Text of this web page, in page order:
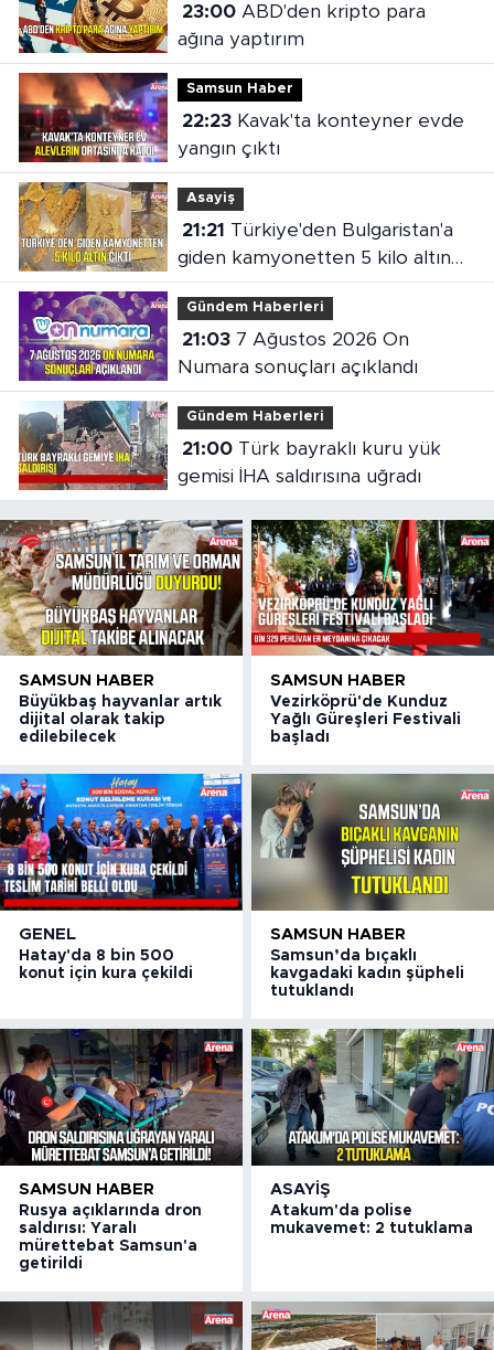
23:00ABD'den kripto para
ağına yaptırım
Samsun Haber
22:23Kavak'ta konteyner evde
yangın çıktı
Asayiş
21:21
giden kamyonetten 5 kilo altın
çıktı
Gündem Haberleri
21:037 Ağustos 2026 On
Numara sonuçları açıklandı
Gündem Haberleri
21:00Türk bayraklı kuru yük
gemisi İHA saldırısına uğradı
SAMSUN HABER
Büyükbaş hayvanlar artık
dijital olarak takip
edilebilecek
SAMSUN HABER
Vezirköprü'de Kunduz
Yağlı Güreşleri Festivali
başladı
GENEL
Hatay'da 8 bin 500
konut için kura çekildi
SAMSUN HABER
Samsun’da bıçaklı
kavgadaki kadın şüpheli
tutuklandı
SAMSUN HABER
Rusya açıklarında dron
saldırısı: Yaralı
mürettebat Samsun'a
getirildi
ASAYIŞ
Atakum'da polise
mukavemet: 2 tutuklama